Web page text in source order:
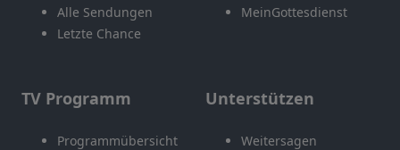
Alle Sendungen
Letzte Chance
MeinGottesdienst
TV Programm
Programmübersicht
Unterstützen
Weitersagen